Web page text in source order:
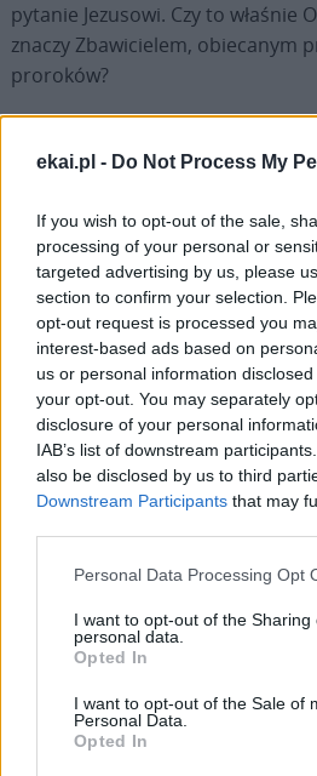
ekai.pl - Do Not Process My
If you wish to opt-out of the sale,
processing of your personal or
targeted advertising by us, please
section to confirm your selection.
opt-out request is processed you
interest-based ads based on
us or personal information
your opt-out. You may separately
disclosure of your personal
IAB’s list of downstream
also be disclosed by us to third
Downstream Participants that may
Personal Data Processing Opt
I want to opt-out of the Sharing
personal data.
Opted In
I want to opt-out of the Sale of
Personal Data.
Opted In
pytanie Jezusowi. Czy to właśnie
znaczy Zbawicielem, obiecanym
proroków?
Odpowiedź Jezusa kieruje
umiłował i którym służył. To oni
to, co czyni. To zaś, co robi, jest
znakiem zbawienia. W istocie,
życie pozbawione światła, słowa
– niewidomi widzą, niemi mówią,
Boga, oszpecony przez trąd,
integralność i zdrowie. Nawet
powracają do życia (por. w. 5). To
dobra nowina, głoszona ubogim
na świat, to widać!
Słowo Jezusa uwalnia nas z
spełnienie. To bowiem Chrystus
na chwałę Boga. On daje mowę
przemoc i nienawiść odebrały
pozorów, które zniekształcają